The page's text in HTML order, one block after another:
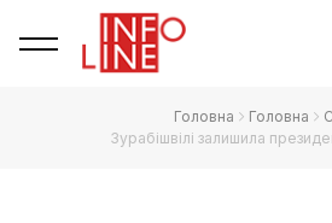
Головна Головна
Зурабішвілі залишила